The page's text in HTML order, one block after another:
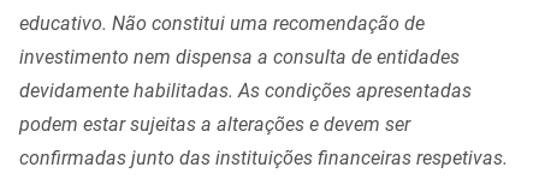
educativo. Não constitui uma recomendação de
investimento nem dispensa a consulta de entidades
devidamente habilitadas. As condições apresentadas
podem estar sujeitas a alterações e devem ser
confirmadas junto das instituições financeiras respetivas.